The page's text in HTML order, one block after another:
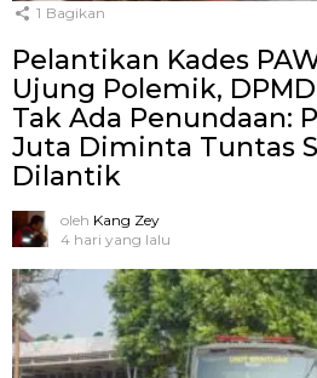
1 Bagikan
Pelantikan Kades
Ujung Polemik,
Tak Ada Penundaan:
Juta Diminta Tuntas
Dilantik
oleh Kang Zey
4 hari yang lalu